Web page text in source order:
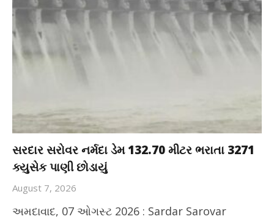
સરદાર સરોવર નર્મદા ડેમ 132.70 મીટર ભરાતા 3271
ક્યુસેક પાણી છોડાયું
August 7, 2026
અમદાવાદ, 07 ઓગસ્ટ 2026 : Sardar Sarovar